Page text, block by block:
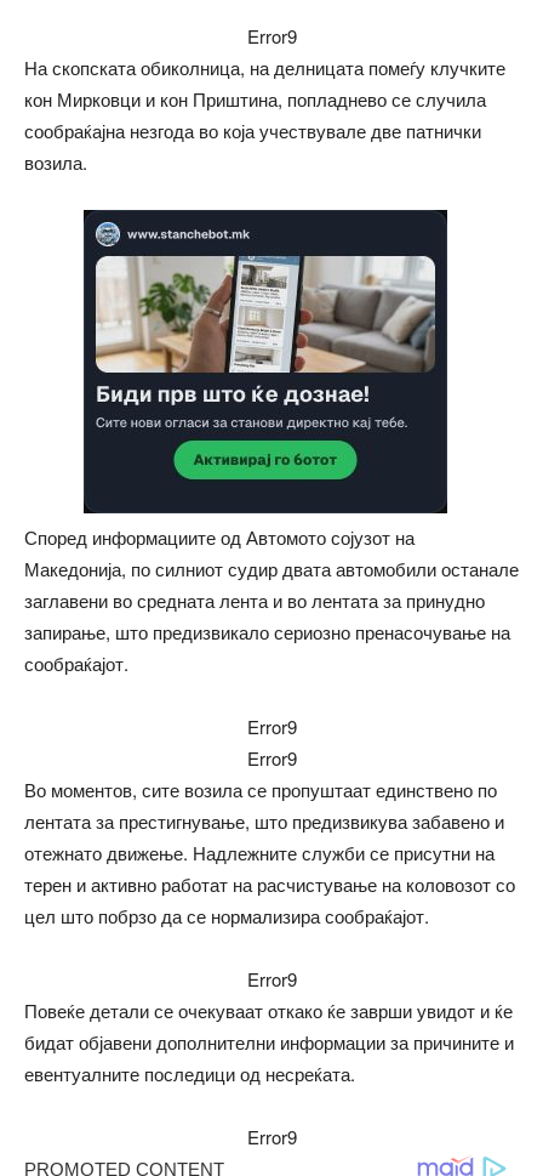
Error9
На скопската обиколница, на делницата помеѓу клучките
кон Мирковци и кон Приштина, попладнево се случила
сообраќајна незгода во која учествувале две патнички
возила.
Според информациите од Автомото сојузот на
Македонија, по силниот судир двата автомобили останале
заглавени во средната лента и во лентата за принудно
запирање, што предизвикало сериозно пренасочување на
сообраќајот.
Error9
Error9
Во моментов, сите возила се пропуштаат единствено по
лентата за престигнување, што предизвикува забавено и
отежнато движење. Надлежните служби се присутни на
терен и активно работат на расчистување на коловозот со
цел што побрзо да се нормализира сообраќајот.
Error9
Повеќе детали се очекуваат откако ќе заврши увидот и ќе
бидат објавени дополнителни информации за причините и
евентуалните последици од несреќата.
Error9